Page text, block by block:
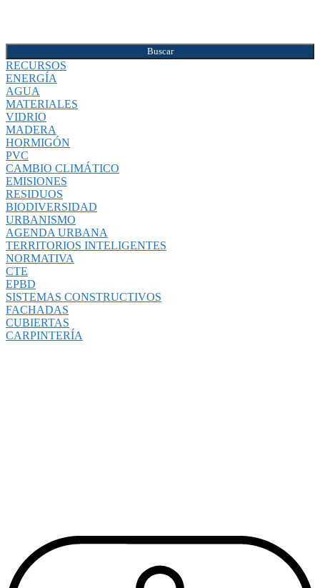
Buscar
RECURSOS
ENERGÍA
AGUA
MATERIALES
VIDRIO
MADERA
HORMIGÓN
PVC
CAMBIO CLIMÁTICO
EMISIONES
RESIDUOS
BIODIVERSIDAD
URBANISMO
AGENDA URBANA
TERRITORIOS INTELIGENTES
NORMATIVA
CTE
EPBD
SISTEMAS CONSTRUCTIVOS
FACHADAS
CUBIERTAS
CARPINTERÍA